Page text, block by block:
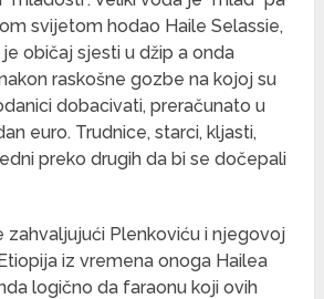
svijetom hodao Haile Selassie,
običaj sjesti u džip a onda
raskošne gozbe na kojoj su
dobacivati, preračunato u
euro. Trudnice, starci, kljasti,
preko drugih da bi se dočepali
zahvaljujući Plenkoviću i njegovoj
iz vremena onoga Hailea
logično da faraonu koji ovih